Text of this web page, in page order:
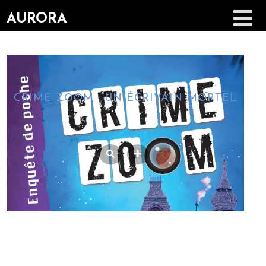
AURORA
CRIME ZOOM : UN ÉCRIVAIN MORTEL